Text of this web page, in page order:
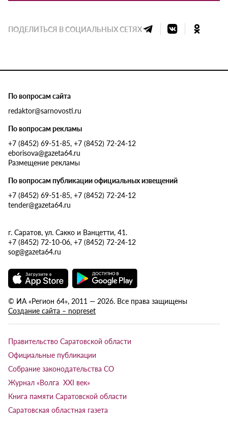
ПОДЕЛИТЬСЯ В СОЦИАЛЬНЫХ СЕТЯХ
По вопросам сайта
redaktor@sarnovosti.ru
По вопросам рекламы
+7 (8452) 69-51-85, +7 (8452) 72-24-12
eborisova@gazeta64.ru
Размещение рекламы
По вопросам публикации официальных извещений
+7 (8452) 69-51-85, +7 (8452) 72-24-12
tender@gazeta64.ru
г. Саратов, ул. Сакко и Ванцетти, 41.
+7 (8452) 72-10-06, +7 (8452) 72-24-12
sog@gazeta64.ru
© ИА «Регион 64», 2011 — 2026. Все права защищены
Создание сайта – nopreset
Правительство Саратовской области
Официальные публикации
Собрание законодательства СО
Журнал «Волга XXI век»
Книга памяти Саратовской области
Саратовская областная газета